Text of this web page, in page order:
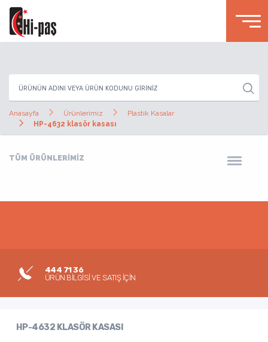
Anasayfa Ürünlerimiz
Plastik Kasalar
HP-4632 klasör kasası
TÜM ÜRÜNLERİMİZ
444 71 36
ÜRÜN BİLGİSİ VE SATIŞ İÇİN
HP-4632 KLASÖR KASASI